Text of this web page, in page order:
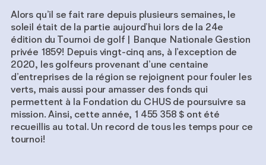
Alors qu’il se fait rare depuis plusieurs semaines, le
soleil était de la partie aujourd’hui lors de la 24e
édition du Tournoi de golf | Banque Nationale Gestion
privée 1859! Depuis vingt-cinq ans, à l’exception de
2020, les golfeurs provenant d’une centaine
d’entreprises de la région se rejoignent pour fouler les
verts, mais aussi pour amasser des fonds qui
permettent à la Fondation du CHUS de poursuivre sa
mission. Ainsi, cette année, 1 455 358 $ ont été
recueillis au total. Un record de tous les temps pour ce
tournoi!